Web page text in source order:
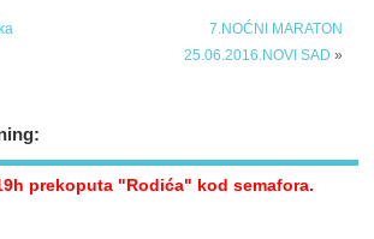
7.NOĆNI MARATON
25.06.2016.NOVI SAD »
prekoputa "Rodića" kod semafora.